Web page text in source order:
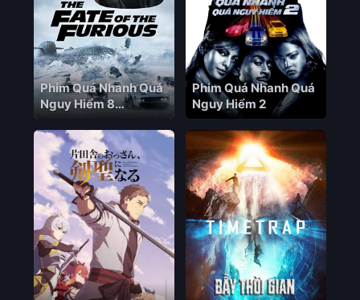
Phim Quá Nhanh Quá
Nguy Hiểm 8
Phim Quá Nhanh Quá
Nguy Hiểm 2